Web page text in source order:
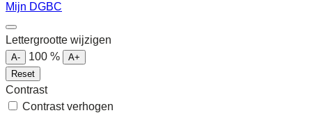
Mijn DGBC
Lettergrootte wijzigen
A- 100 %
A+
Reset
Contrast
Contrast verhogen